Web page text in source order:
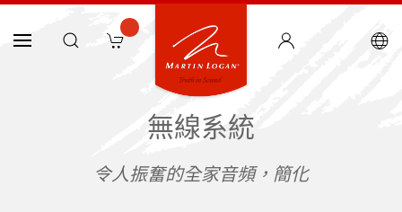
無線系統
令人振奮的全家音頻，簡化